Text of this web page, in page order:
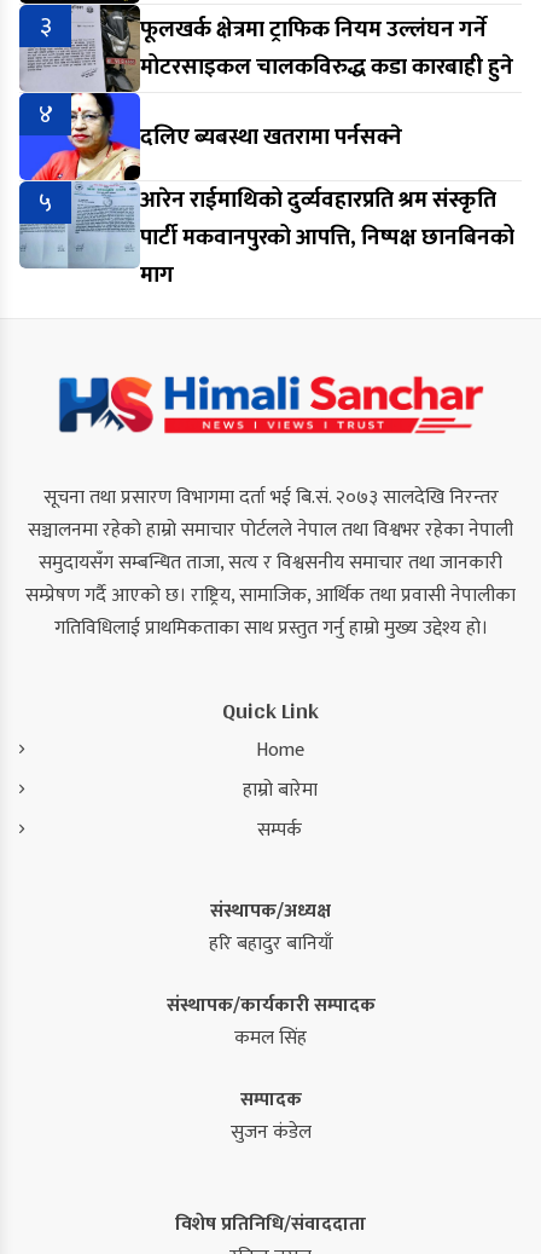
३
फूलखर्क क्षेत्रमा ट्राफिक नियम उल्लंघन गर्ने
मोटरसाइकल चालकविरुद्ध कडा कारबाही हुने
४
दलिए ब्यबस्था खतरामा पर्नसक्ने
५
आरेन राईमाथिको दुर्व्यवहारप्रति श्रम संस्कृति
पार्टी मकवानपुरको आपत्ति, निष्पक्ष छानबिनको
माग
सूचना तथा प्रसारण विभागमा दर्ता भई बि.सं. २०७३ सालदेखि निरन्तर
सञ्चालनमा रहेको हाम्रो समाचार पोर्टलले नेपाल तथा विश्वभर रहेका नेपाली
समुदायसँग सम्बन्धित ताजा, सत्य र विश्वसनीय समाचार तथा जानकारी
सम्प्रेषण गर्दै आएको छ। राष्ट्रिय, सामाजिक, आर्थिक तथा प्रवासी नेपालीका
गतिविधिलाई प्राथमिकताका साथ प्रस्तुत गर्नु हाम्रो मुख्य उद्देश्य हो।
Quick Link
Home
हाम्रो बारेमा
सम्पर्क
संस्थापक/अध्यक्ष
हरि बहादुर बानियाँ
संस्थापक/कार्यकारी सम्पादक
कमल सिंह
सम्पादक
सुजन कंडेल
विशेष प्रतिनिधि/संवाददाता